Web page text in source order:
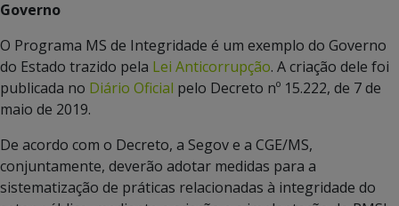
Governo
O Programa MS de Integridade é um exemplo do Governo
do Estado trazido pela Lei Anticorrupção. A criação dele foi
publicada no Diário Oficial pelo Decreto nº 15.222, de 7 de
maio de 2019.
De acordo com o Decreto, a Segov e a CGE/MS,
conjuntamente, deverão adotar medidas para a
sistematização de práticas relacionadas à integridade do